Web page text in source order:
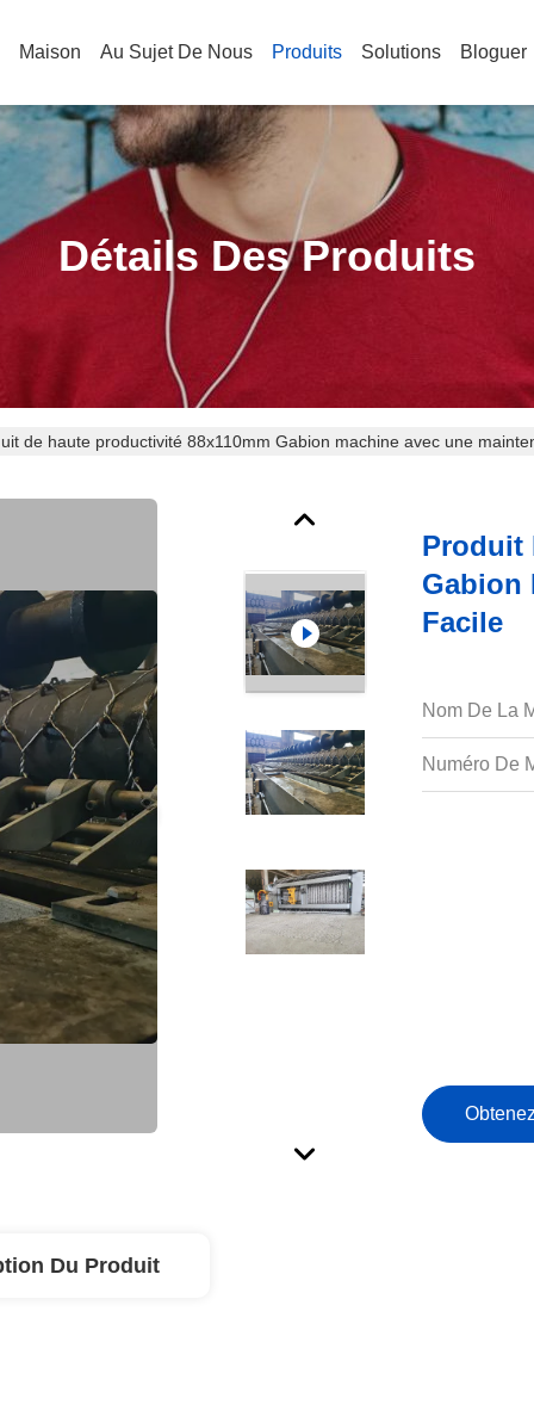
Maison Au Sujet De Nous Produits Solutions Bloguer
Détails Des Produits
de haute productivité 88x110mm Gabion machine avec une
Produit
Gabion
Facile
Nom De La
Numéro De
Du Produit